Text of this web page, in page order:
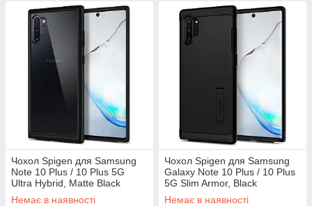
Чохол Spigen для Samsung
Note 10 Plus / 10 Plus 5G
Ultra Hybrid, Matte Black
(627CS27333)
Немає в наявності
Чохол Spigen для Samsung
Galaxy Note 10 Plus / 10 Plus
5G Slim Armor, Black
(627CS27537)
Немає в наявності